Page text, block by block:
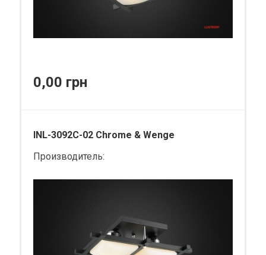
0,00 грн
INL-3092C-02 Chrome & Wenge
Производитель: